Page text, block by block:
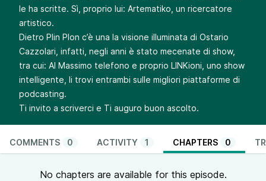
le ha scritte. Sì, proprio lui: Artematiko, un ricercatore
artistico.
Dietro Plin Plon c’è una la visione illuminata di Ostario
Cazzolari, infatti, negli anni è stato mecenate di show,
tra cui: Al Massimo telefono e proprio LINKioni, uno show
intelligente, li trovi entrambi sulle migliori piattaforme di
podcasting.
Ti invito a scriverci e Ti auguro buon ascolto.
COMMENTS 0 ACTIVITY 1 CHAPTERS 0
No chapters are available for this episode.